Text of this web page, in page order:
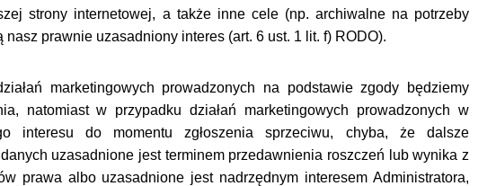
strony internetowej, a także inne cele (np. archiwalne na potrzeby
prawnie uzasadniony interes (art. 6 ust. 1 lit. f) RODO).
marketingowych prowadzonych na podstawie zgody będziemy
natomiast w przypadku działań marketingowych prowadzonych w
interesu do momentu zgłoszenia sprzeciwu, chyba, że dalsze
uzasadnione jest terminem przedawnienia roszczeń lub wynika z
prawa albo uzasadnione jest nadrzędnym interesem Administratora,